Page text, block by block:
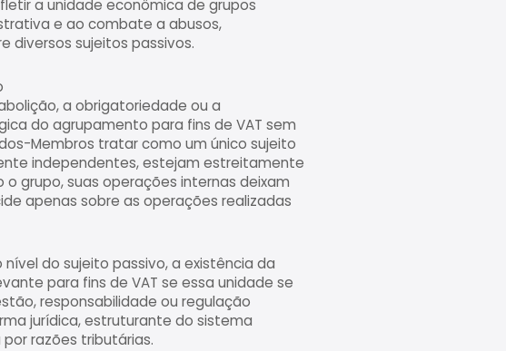
a unidade econômica de grupos
e ao combate a abusos,
sujeitos passivos.
a obrigatoriedade ou a
do agrupamento para fins de VAT sem
Membros tratar como um único sujeito
independentes, estejam estreitamente
grupo, suas operações internas deixam
apenas sobre as operações realizadas
do sujeito passivo, a existência da
para fins de VAT se essa unidade se
responsabilidade ou regulação
jurídica, estruturante do sistema
razões tributárias.